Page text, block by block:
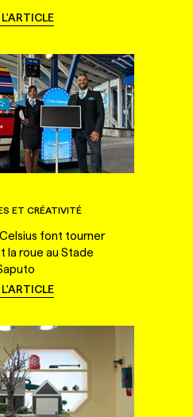
L'ARTICLE
ET CRÉATIVITÉ
font tourner
la roue au Stade
L'ARTICLE